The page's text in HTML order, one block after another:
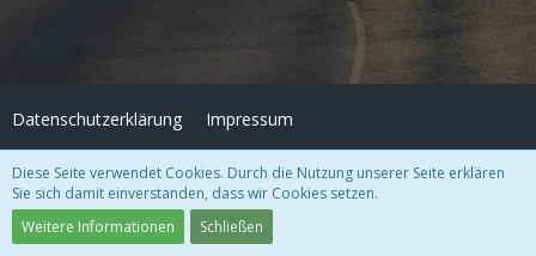
Datenschutzerklärung Impressum
Community-Software: WoltLab Suite™ 3.1.27
Design "Role Royale" by
Diese Seite verwendet Cookies. Durch die Nutzung unserer Seite erklären
Sie sich damit einverstanden, dass wir Cookies setzen.
Weitere Informationen
Schließen